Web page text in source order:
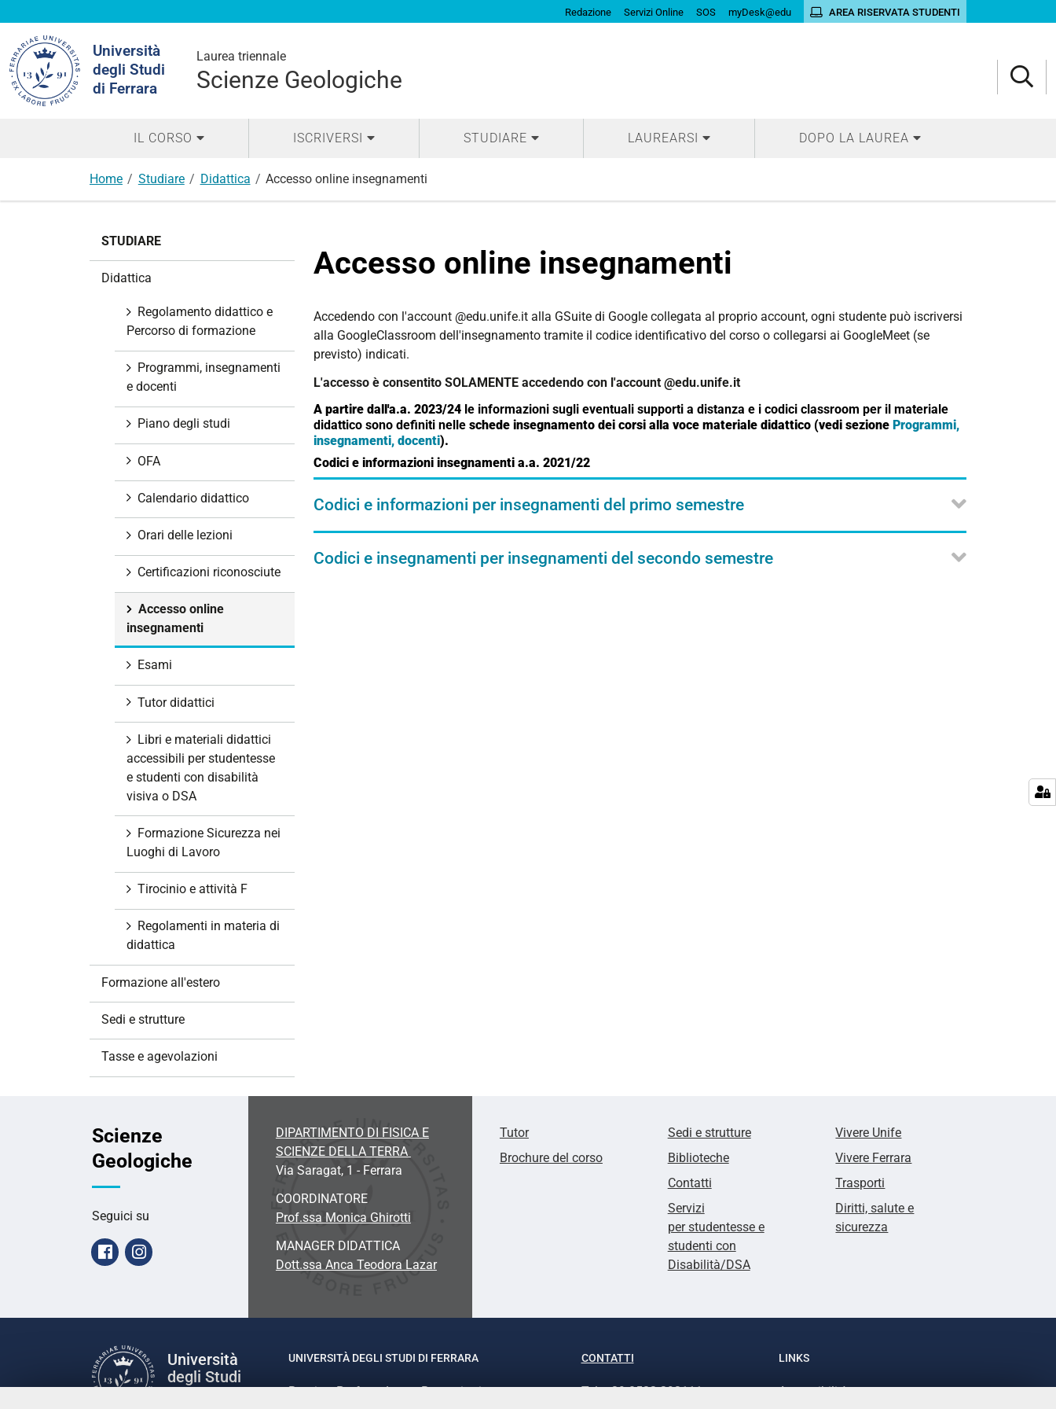
Redazione Servizi Online SOS myDesk@edu AREA RISERVATA STUDENTI
Università
degli Studi
di Ferrara
Laurea triennale
Scienze Geologiche
nel
sito
IL CORSO ISCRIVERSI STUDIARE LAUREARSI DOPO LA LAUREA
Home Studiare Didattica Accesso online insegnamenti
Accesso online insegnamenti
Accedendo con l'account @edu.unife.it alla GSuite di Google collegata al proprio account, ogni studente può iscriversi
alla GoogleClassroom dell'insegnamento tramite il codice identificativo del corso o collegarsi ai GoogleMeet (se
previsto) indicati.
L'accesso è consentito SOLAMENTE accedendo con l'account @edu.unife.it
A partire dall'a.a. 2023/24 le informazioni sugli eventuali supporti a distanza e i codici classroom per il materiale
didattico sono definiti nelle schede insegnamento dei corsi alla voce materiale didattico (vedi sezione Programmi,
insegnamenti, docenti).
Codici e informazioni insegnamenti a.a. 2021/22
Codici e informazioni per insegnamenti del primo semestre
Codici e insegnamenti per insegnamenti del secondo semestre
STUDIARE
Didattica
Regolamento didattico e
Percorso di formazione
Programmi, insegnamenti
e docenti
Piano degli studi
OFA
Calendario didattico
Orari delle lezioni
Certificazioni riconosciute
Accesso online
insegnamenti
Esami
Tutor didattici
Libri e materiali didattici
accessibili per studentesse
e studenti con disabilità
visiva o DSA
Formazione Sicurezza nei
Luoghi di Lavoro
Tirocinio e attività F
Regolamenti in materia di
didattica
Formazione all'estero
Sedi e strutture
Tasse e agevolazioni
Scienze
Geologiche
Seguici su
FacebookInstagram
DIPARTIMENTO DI FISICA E
SCIENZE DELLA TERRA
Via Saragat, 1 - Ferrara
COORDINATORE
Prof.ssa Monica Ghirotti
MANAGER DIDATTICA
Dott.ssa Anca Teodora Lazar
Tutor
Brochure del corso
Sedi e strutture
Biblioteche
Contatti
Servizi
per studentesse e
studenti con
Disabilità/DSA
Vivere Unife
Vivere Ferrara
Trasporti
Diritti, salute e
sicurezza
Università
degli Studi
UNIVERSITÀ DEGLI STUDI DI FERRARA
Rettrice: Prof.ssa Laura Ramaciotti
CONTATTI
Tel. +39 0532 293111
LINKS
Accessibilità